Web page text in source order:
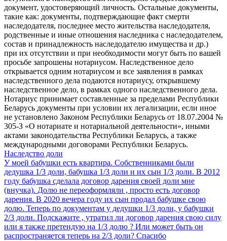
документ, удостоверяющий личность. Остальные документы,
такие как: документы, подтверждающие факт смерти
наследодателя, последнее место жительства наследодателя,
родственные и иные отношения наследника с наследодателем,
состав и принадлежность наследодателю имущества и др.)
при их отсутствии и при необходимости могут быть по вашей
просьбе запрошены нотариусом. Наследственное дело
открывается одним нотариусом и все заявления в рамках
наследственного дела подаются нотариусу, открывшему
наследственное дело, в рамках одного наследственного дела.
Нотариус принимает составленные за пределами Республики
Беларусь документы при условии их легализации, если иное
не установлено Законом Республики Беларусь от 18.07.2004 №
305-З «О нотариате и нотариальной деятельности», иными
актами законодательства Республики Беларусь, а также
международными договорами Республики Беларусь.
Наследство доли
У моей бабушки есть квартира. Собственниками были
дедушка 1/3 доли, бабушка 1/3 доли и их сын 1/3 доли. В 2012
году бабушка сделала договор дарения своей доли мне
(внучка). Долю не переоформляли , просто есть договор
дарения. В 2020 вечера году их сын продал бабушке свою
долю. Теперь по документам у дедушки 1/3 доли, у бабушки
2/3 доли. Подскажите , утратил ли договор дарения свою силу
или я также претендую на 1/3 долю ? Или может быть он
распространяется теперь на 2/3 доли? Спасибо